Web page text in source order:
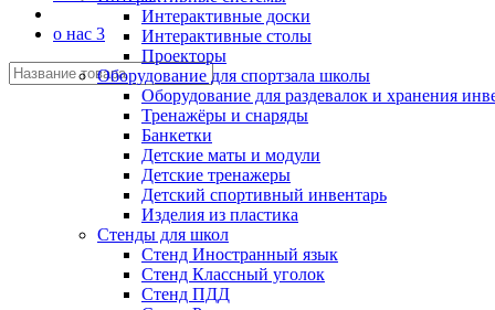
о нас 3
Интерактивные доски
Интерактивные столы
Проекторы
Оборудование для спортзала школы
Оборудование для раздевалок и хранения
Тренажёры и снаряды
Банкетки
Детские маты и модули
Детские тренажеры
Детский спортивный инвентарь
Изделия из пластика
Стенды для школ
Стенд Иностранный язык
Стенд Классный уголок
Стенд ПДД